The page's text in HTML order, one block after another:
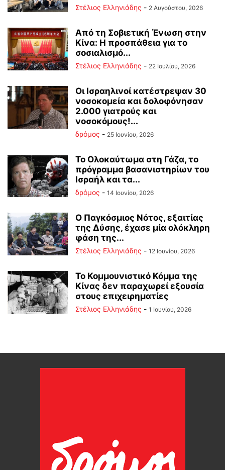
Στέλιος Ελληνιάδης - 2 Αυγούστου, 2026
Από τη Σοβιετική Ένωση στην
Κίνα: Η προσπάθεια για το
σοσιαλισμό...
Στέλιος Ελληνιάδης - 22 Ιουλίου, 2026
Οι Ισραηλινοί κατέστρεψαν 30
νοσοκομεία και δολοφόνησαν
2.000 γιατρούς και
νοσοκόμους!...
δρόμος - 25 Ιουνίου, 2026
Το Ολοκαύτωμα στη Γάζα, το
πρόγραμμα βασανιστηρίων του
Ισραήλ και τα...
δρόμος - 14 Ιουνίου, 2026
Ο Παγκόσμιος Νότος, εξαιτίας
της Δύσης, έχασε μία ολόκληρη
φάση της...
Στέλιος Ελληνιάδης - 12 Ιουνίου, 2026
Το Κομμουνιστικό Κόμμα της
Κίνας δεν παραχωρεί εξουσία
στους επιχειρηματίες
Στέλιος Ελληνιάδης - 1 Ιουνίου, 2026